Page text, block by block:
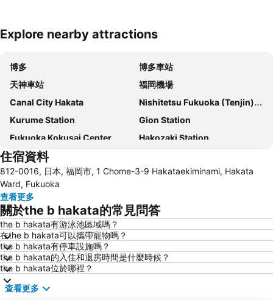
展開地圖
Explore nearby attractions
博多
博多車站
天神車站
福岡機場
Canal City Hakata
Nishitetsu Fukuoka (Tenjin) Station
Kurume Station
Gion Station
Fukuoka Kokusai Center
Hakozaki Station
Saga Station
Fukuoka Yafuoku! Dome
Nakasu-Kawabata Station
Acros Fukuoka
Tojinmachi Station
Meinohama Station
Fukuoka Convention Center
Higashihie Station
Minami Fukuoka Station
Nishitetsu Kurume Station
Chiyo-Kenchoguchi Station
Nishitetsu Hall
住宿資料
812-0016, 日本, 福岡市, 1 Chome-3-9 Hakataekiminami, Hakata
Ward, Fukuoka
查看更多
關於the b hakata的常見問答
the b hakata有游泳池區域嗎？
在the b hakata可以攜帶寵物嗎？
the b hakata有停車設施嗎？
the b hakata的入住和退房時間是什麼時候？
the b hakata位於哪裡？
查看更多